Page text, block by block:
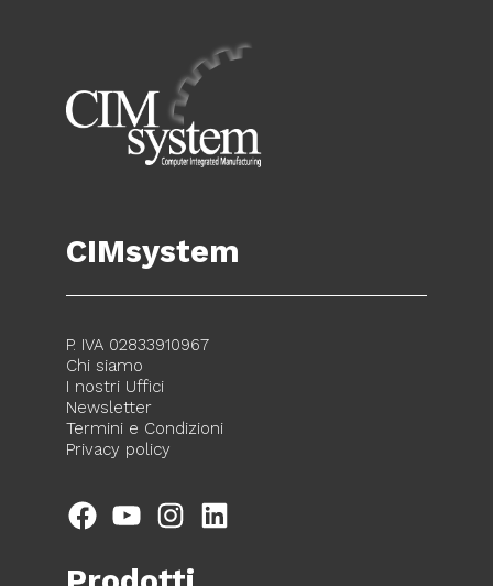
CIMsystem
P. IVA 02833910967
Chi siamo
I nostri Uffici
Newsletter
Termini e Condizioni
Privacy policy
FacebookYouTubeInstagram